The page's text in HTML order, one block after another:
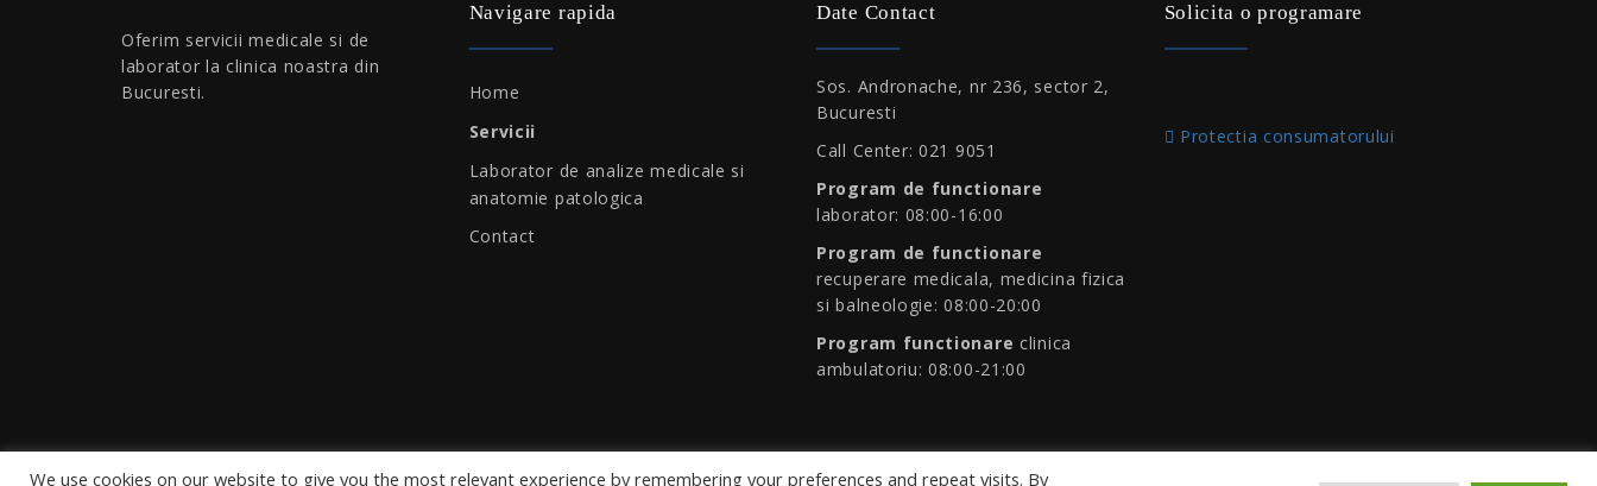
Oferim servicii medicale si de
laborator la clinica noastra din
Bucuresti.
Navigare rapida
Home
Servicii
Laborator de analize medicale si
anatomie patologica
Contact
Date Contact
Sos. Andronache, nr 236, sector 2,
Bucuresti
Call Center: 021 9051
Program de functionare
laborator: 08:00-16:00
Program de functionare
recuperare medicala, medicina fizica
si balneologie: 08:00-20:00
Program functionare clinica
ambulatoriu: 08:00-21:00
Solicita o programare
Protectia consumatorului
We use cookies on our website to give you the most relevant experience by remembering your preferences and repeat visits. By